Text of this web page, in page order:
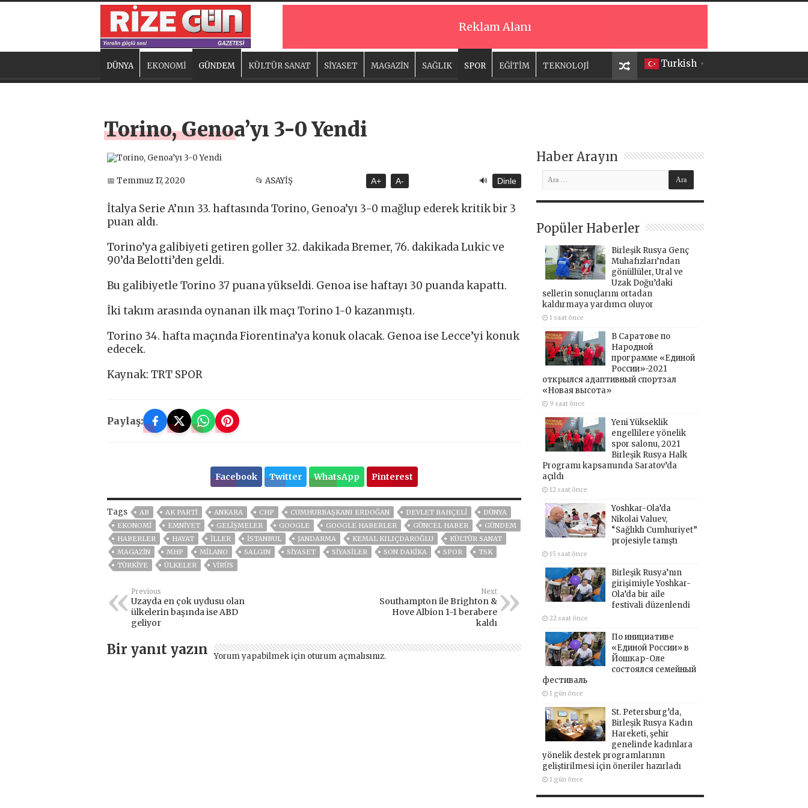
Reklam Alanı
Turkish ▼
DÜNYA EKONOMİ GÜNDEM KÜLTÜR SANAT SİYASET MAGAZİN SAĞLIK SPOR EĞİTİM TEKNOLOJİ
Torino, Genoa’yı 3-0 Yendi
📅 Temmuz 17, 2020 📂 ASAYİŞ A+ A- 🔊 Dinle
İtalya Serie A’nın 33. haftasında Torino, Genoa’yı 3-0 mağlup ederek kritik bir 3
puan aldı.
Torino’ya galibiyeti getiren goller 32. dakikada Bremer, 76. dakikada Lukic ve
90’da Belotti’den geldi.
Bu galibiyetle Torino 37 puana yükseldi. Genoa ise haftayı 30 puanda kapattı.
İki takım arasında oynanan ilk maçı Torino 1-0 kazanmıştı.
Torino 34. hafta maçında Fiorentina’ya konuk olacak. Genoa ise Lecce’yi konuk
edecek.
Kaynak: TRT SPOR
Paylaş:
Facebook Twitter WhatsApp Pinterest
Tags AB AK PARTİ ANKARA CHP CUMHURBAŞKANI ERDOĞAN DEVLET BAHÇELİ
DÜNYA
EKONOMİ
EMNİYET GELIŞMELER GOOGLE GOOGLE HABERLER GÜNCEL HABER
GÜNDEM
HABERLER
HAYAT İLLER ISTANBUL JANDARMA KEMAL KILIÇDAROĞLU
KÜLTÜR SANAT
MAGAZİN
MHP MILANO SALGIN SİYASET SİYASİLER SON DAKIKA SPOR
TSK
TÜRKİYE
ÜLKELER VIRÜS
Previous
Uzayda en çok uydusu olan
ülkelerin başında ise ABD
geliyor
Next
Southampton ile Brighton &
Hove Albion 1-1 berabere
kaldı
Bir yanıt yazın Yorum yapabilmek için oturum açmalısınız.
Haber Arayın
Popüler Haberler
Birleşik Rusya Genç
Muhafızları’ndan
gönüllüler, Ural ve
Uzak Doğu’daki
sellerin sonuçlarını ortadan
kaldırmaya yardımcı oluyor
1 saat önce
В Саратове по
Народной
программе «Единой
России»-2021
открылся адаптивный спортзал
«Новая высота»
9 saat önce
Yeni Yükseklik
engellilere yönelik
spor salonu, 2021
Birleşik Rusya Halk
Programı kapsamında Saratov’da
açıldı
12 saat önce
Yoshkar-Ola’da
Nikolai Valuev,
“Sağlıklı Cumhuriyet”
projesiyle tanıştı
15 saat önce
Birleşik Rusya’nın
girişimiyle Yoshkar-
Ola’da bir aile
festivali düzenlendi
22 saat önce
По инициативе
«Единой России» в
Йошкар-Оле
состоялся семейный
фестиваль
1 gün önce
St. Petersburg’da,
Birleşik Rusya Kadın
Hareketi, şehir
genelinde kadınlara
yönelik destek programlarının
geliştirilmesi için öneriler hazırladı
1 gün önce